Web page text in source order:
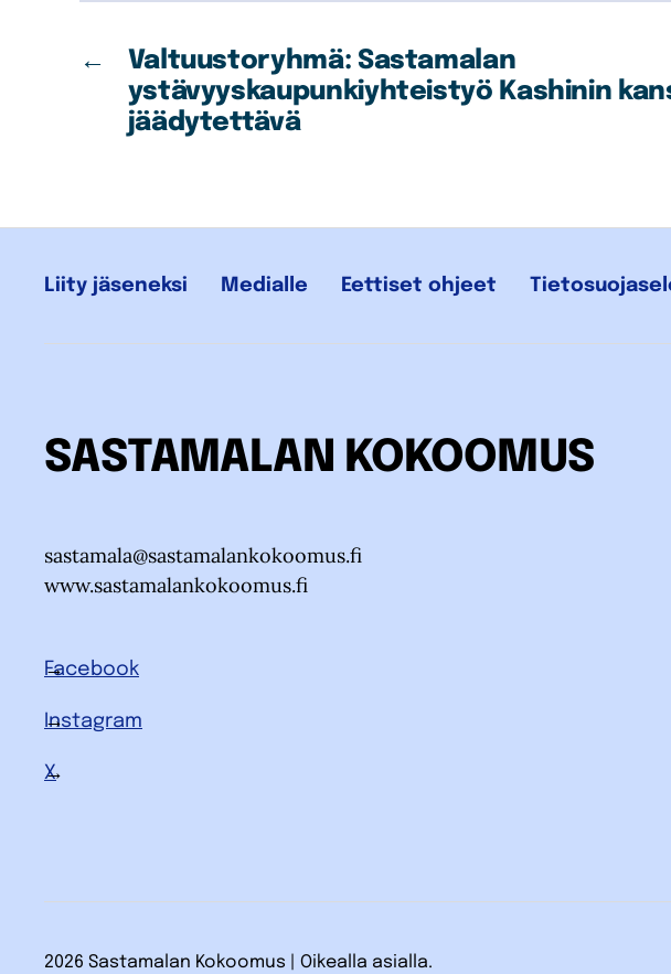
←
Valtuustoryhmä: Sastamalan
ystävyyskaupunkiyhteistyö Kashinin
jäädytettävä
Liity jäseneksi Medialle Eettiset ohjeet
SASTAMALAN KOKOOMUS
sastamala@sastamalankokoomus.fi
www.sastamalankokoomus.fi
Facebook
Instagram
X
2026 Sastamalan Kokoomus | Oikealla asialla.